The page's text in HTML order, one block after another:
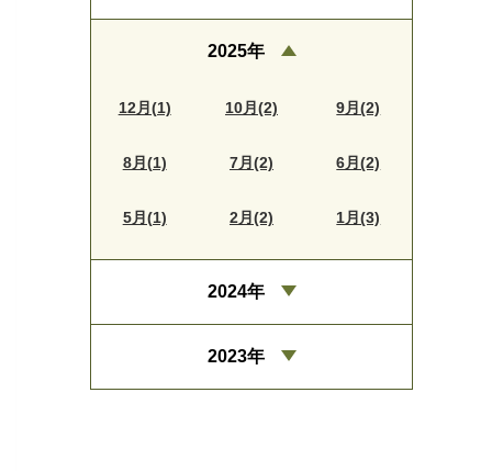
2025年
12月(1) 10月(2) 9月(2)
8月(1) 7月(2) 6月(2)
5月(1) 2月(2) 1月(3)
2024年
2023年